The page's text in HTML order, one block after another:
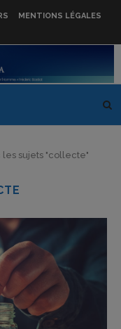
MENTIONS LÉGALES
sujets "collecte"